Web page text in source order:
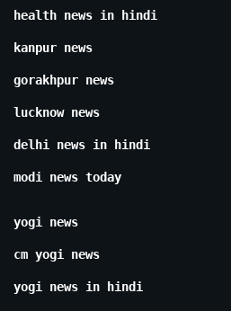
health news in hindi
kanpur news
gorakhpur news
lucknow news
delhi news in hindi
modi news today
yogi news
cm yogi news
yogi news in hindi